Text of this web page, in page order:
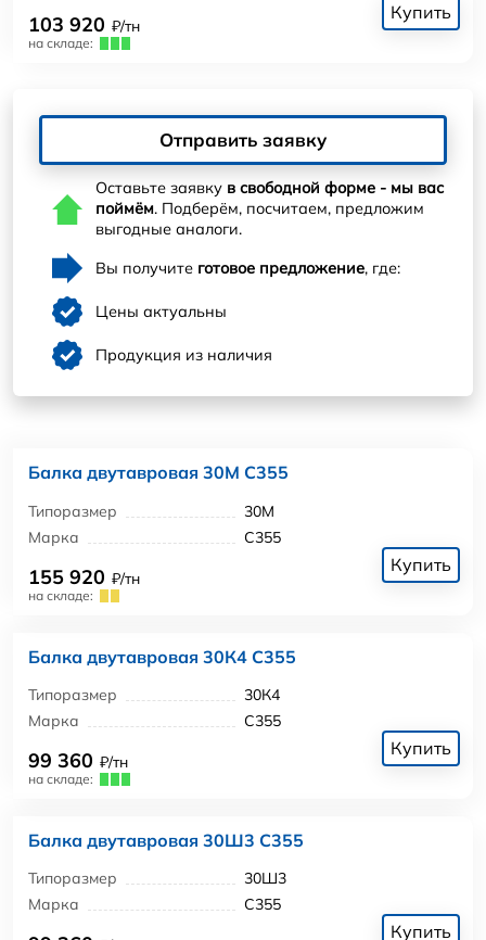
103 920 ₽/тн
на складе:
Купить
Отправить заявку
Оставьте заявку в свободной форме - мы вас
поймём. Подберём, посчитаем, предложим
выгодные аналоги.
Вы получите готовое предложение, где:
Цены актуальны
Продукция из наличия
Балка двутавровая 30М С355
Типоразмер
30М
Марка
С355
155 920 ₽/тн
на складе:
Купить
Балка двутавровая 30К4 С355
Типоразмер
30К4
Марка
С355
99 360 ₽/тн
на складе:
Купить
Балка двутавровая 30Ш3 С355
Типоразмер
30Ш3
Марка
С355
Купить